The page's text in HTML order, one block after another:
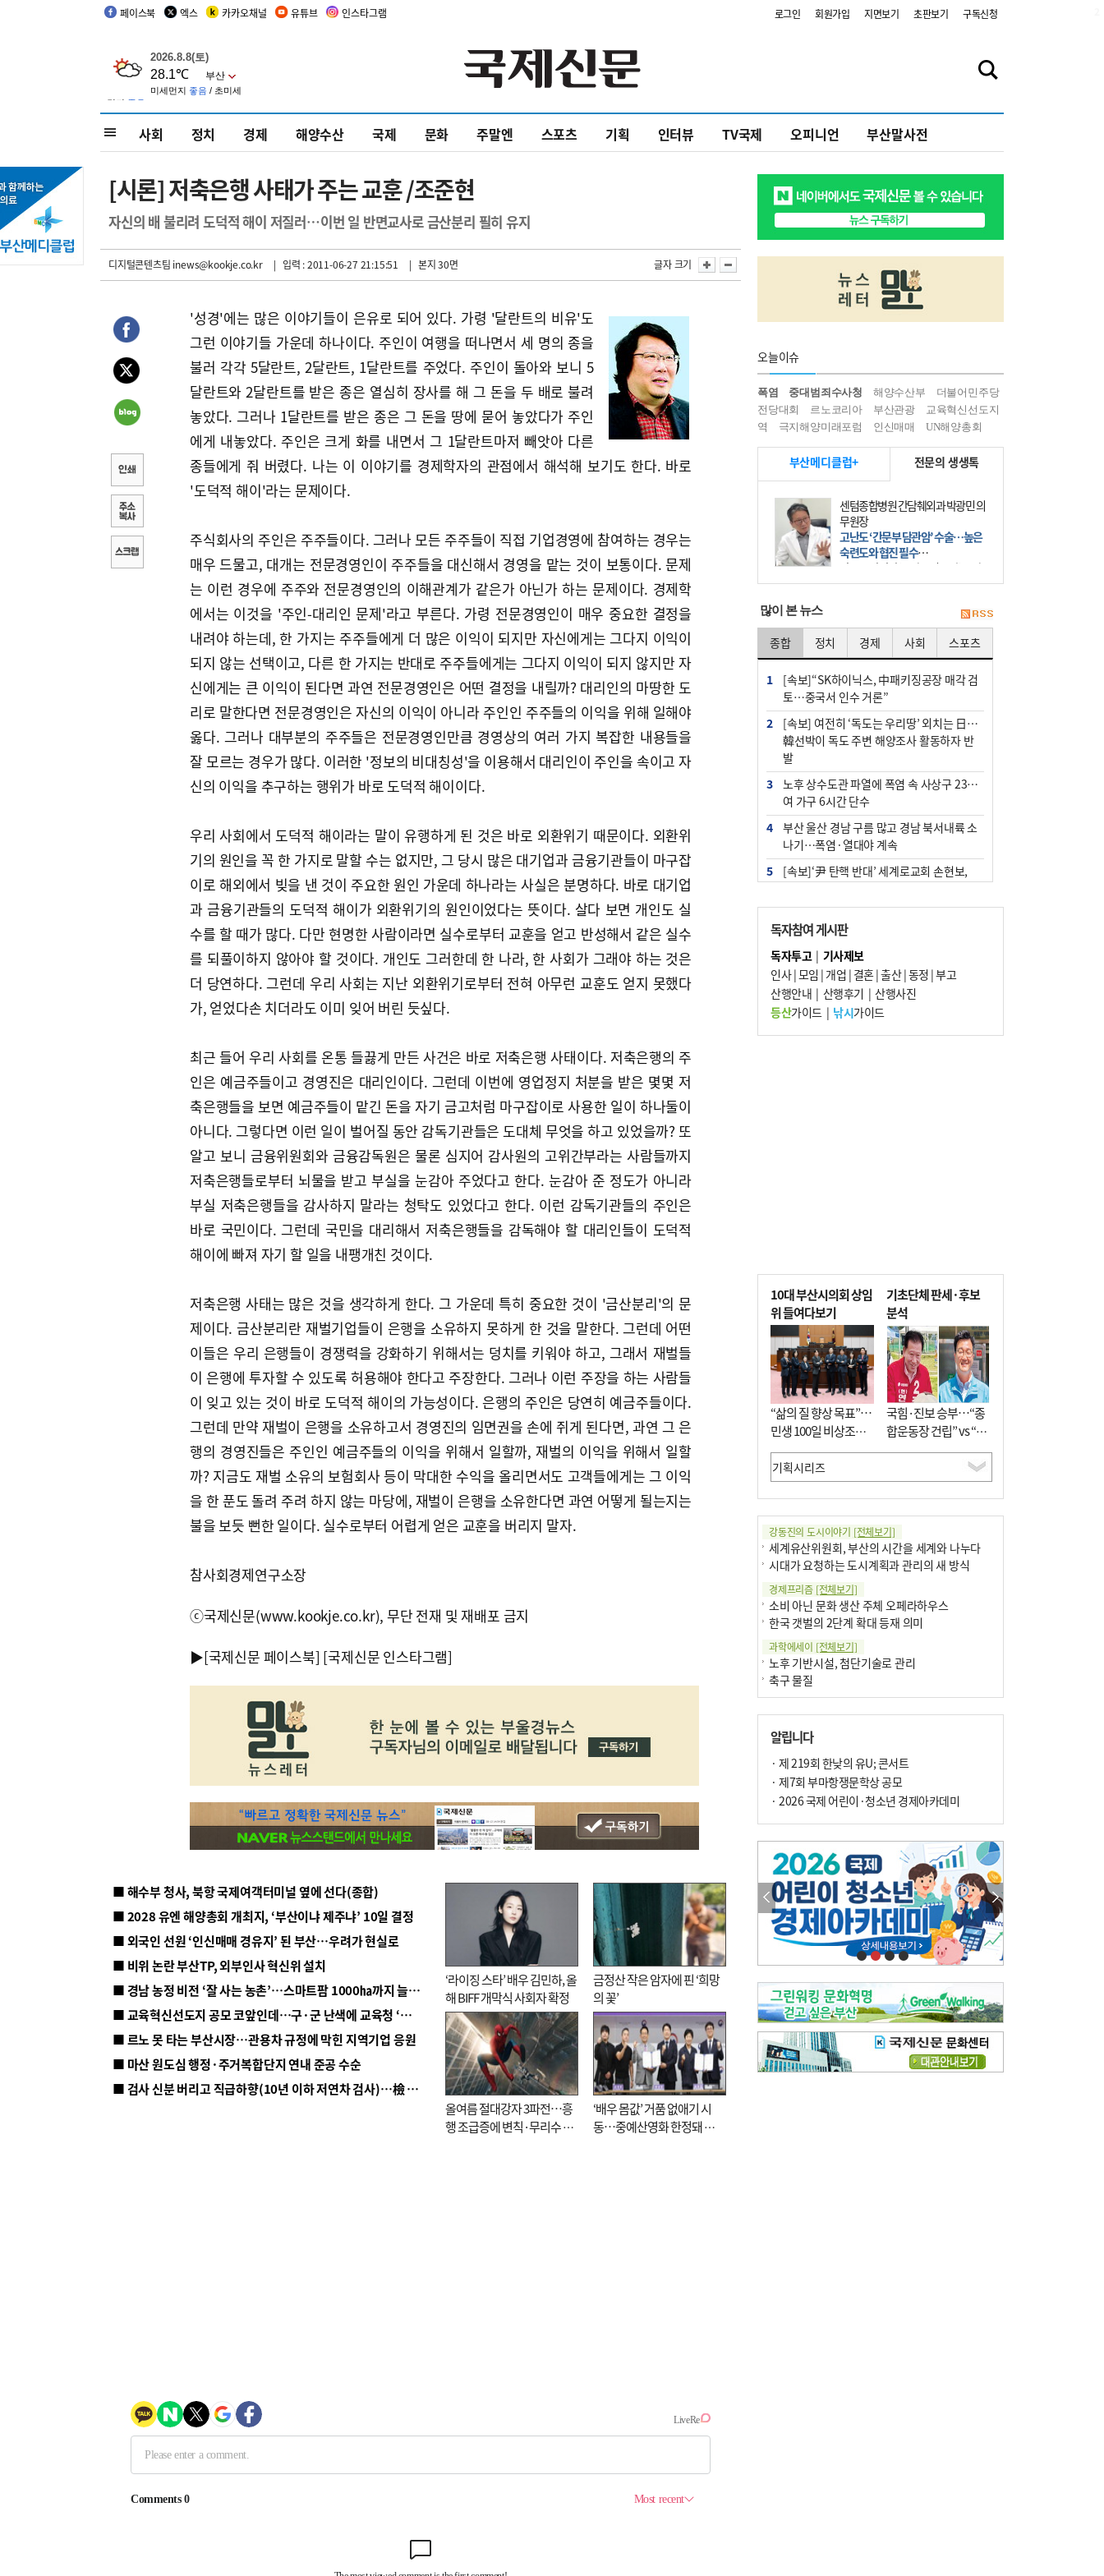
페이스북 엑스 카카오채널 유튜브 인스타그램 로그인 회원가입 지면보기 초판보기 구독신청
사회 정치 경제 해양수산 국제 문화 주말엔 스포츠 기획 인터뷰 TV국제 오피니언 부산말사전
[시론] 저축은행 사태가 주는 교훈 /조준현
자신의 배 불리려 도덕적 해이 저질러…이번 일 반면교사로 금산분리 필히 유지
디지털콘텐츠팀 inews@kookje.co.kr | 입력 : 2011-06-27 21:15:51 | 본지 30면 글자 크기
'성경'에는 많은 이야기들이 은유로 되어 있다. 가령 '달란트의 비유'도
그런 이야기들 가운데 하나이다. 주인이 여행을 떠나면서 세 명의 종을
불러 각각 5달란트, 2달란트, 1달란트를 주었다. 주인이 돌아와 보니 5
달란트와 2달란트를 받은 종은 열심히 장사를 해 그 돈을 두 배로 불려
놓았다. 그러나 1달란트를 받은 종은 그 돈을 땅에 묻어 놓았다가 주인
에게 내놓았다. 주인은 크게 화를 내면서 그 1달란트마저 빼앗아 다른
종들에게 줘 버렸다. 나는 이 이야기를 경제학자의 관점에서 해석해 보기도 한다. 바로
'도덕적 해이'라는 문제이다.
주식회사의 주인은 주주들이다. 그러나 모든 주주들이 직접 기업경영에 참여하는 경우는
매우 드물고, 대개는 전문경영인이 주주들을 대신해서 경영을 맡는 것이 보통이다. 문제
는 이런 경우에 주주와 전문경영인의 이해관계가 같은가 아닌가 하는 문제이다. 경제학
에서는 이것을 '주인-대리인 문제'라고 부른다. 가령 전문경영인이 매우 중요한 결정을
내려야 하는데, 한 가지는 주주들에게 더 많은 이익이 되지만 자신에게는 그다지 이익이
되지 않는 선택이고, 다른 한 가지는 반대로 주주들에게는 그다지 이익이 되지 않지만 자
신에게는 큰 이익이 된다면 과연 전문경영인은 어떤 결정을 내릴까? 대리인의 마땅한 도
리로 말한다면 전문경영인은 자신의 이익이 아니라 주인인 주주들의 이익을 위해 일해야
옳다. 그러나 대부분의 주주들은 전문경영인만큼 경영상의 여러 가지 복잡한 내용들을
잘 모르는 경우가 많다. 이러한 '정보의 비대칭성'을 이용해서 대리인이 주인을 속이고 자
신의 이익을 추구하는 행위가 바로 도덕적 해이이다.
우리 사회에서 도덕적 해이라는 말이 유행하게 된 것은 바로 외환위기 때문이다. 외환위
기의 원인을 꼭 한 가지로 말할 수는 없지만, 그 당시 많은 대기업과 금융기관들이 마구잡
이로 해외에서 빚을 낸 것이 주요한 원인 가운데 하나라는 사실은 분명하다. 바로 대기업
과 금융기관들의 도덕적 해이가 외환위기의 원인이었다는 뜻이다. 살다 보면 개인도 실
수를 할 때가 많다. 다만 현명한 사람이라면 실수로부터 교훈을 얻고 반성해서 같은 실수
를 되풀이하지 않아야 할 것이다. 개인도 그러한데 한 나라, 한 사회가 그래야 하는 것은
더 당연하다. 그런데 우리 사회는 지난 외환위기로부터 전혀 아무런 교훈도 얻지 못했다
가, 얻었다손 치더라도 이미 잊어 버린 듯싶다.
최근 들어 우리 사회를 온통 들끓게 만든 사건은 바로 저축은행 사태이다. 저축은행의 주
인은 예금주들이고 경영진은 대리인이다. 그런데 이번에 영업정지 처분을 받은 몇몇 저
축은행들을 보면 예금주들이 맡긴 돈을 자기 금고처럼 마구잡이로 사용한 일이 하나둘이
아니다. 그렇다면 이런 일이 벌어질 동안 감독기관들은 도대체 무엇을 하고 있었을까? 또
알고 보니 금융위원회와 금융감독원은 물론 심지어 감사원의 고위간부라는 사람들까지
저축은행들로부터 뇌물을 받고 부실을 눈감아 주었다고 한다. 눈감아 준 정도가 아니라
부실 저축은행들을 감사하지 말라는 청탁도 있었다고 한다. 이런 감독기관들의 주인은
바로 국민이다. 그런데 국민을 대리해서 저축은행들을 감독해야 할 대리인들이 도덕적
해이에 빠져 자기 할 일을 내팽개친 것이다.
저축은행 사태는 많은 것을 생각하게 한다. 그 가운데 특히 중요한 것이 '금산분리'의 문
제이다. 금산분리란 재벌기업들이 은행을 소유하지 못하게 한 것을 말한다. 그런데 어떤
이들은 우리 은행들이 경쟁력을 강화하기 위해서는 덩치를 키워야 하고, 그래서 재벌들
이 은행에 투자할 수 있도록 허용해야 한다고 주장한다. 그러나 이런 주장을 하는 사람들
이 잊고 있는 것이 바로 도덕적 해이의 가능성이다. 은행의 주인은 당연히 예금주들이다.
그런데 만약 재벌이 은행을 소유하고서 경영진의 임면권을 손에 쥐게 된다면, 과연 그 은
행의 경영진들은 주인인 예금주들의 이익을 위해서 일할까, 재벌의 이익을 위해서 일할
까? 지금도 재벌 소유의 보험회사 등이 막대한 수익을 올리면서도 고객들에게는 그 이익
을 한 푼도 돌려 주려 하지 않는 마당에, 재벌이 은행을 소유한다면 과연 어떻게 될는지는
불을 보듯 뻔한 일이다. 실수로부터 어렵게 얻은 교훈을 버리지 말자.
참사회경제연구소장
ⓒ국제신문(www.kookje.co.kr), 무단 전재 및 재배포 금지
▶[국제신문 페이스북] [국제신문 인스타그램]
■ 해수부 청사, 북항 국제여객터미널 옆에 선다(종합)
■ 2028 유엔 해양총회 개최지, ‘부산이냐 제주냐’ 10일 결정
■ 외국인 선원 ‘인신매매 경유지’ 된 부산…우려가 현실로
■ 비위 논란 부산TP, 외부인사 혁신위 설치
■ 경남 농정 비전 ‘잘 사는 농촌’…스마트팜 1000㏊까지 늘린다
■ 교육혁신선도지 공모 코앞인데…구·군 난색에 교육청 ‘쩔쩔’
■ 르노 못 타는 부산시장…관용차 규정에 막힌 지역기업 응원
■ 마산 원도심 행정·주거복합단지 연내 준공 수순
■ 검사 신분 버리고 직급하향(10년 이하 저연차 검사)…檢 중수청행 기피
‘라이징 스타’ 배우 김민하, 올
해 BIFF 개막식 사회자 확정
금정산 작은 암자에 핀 ‘희망
의 꽃’
올여름 절대강자 3파전…흥
행 조급증에 변칙·무리수 마
‘배우 몸값’ 거품 없애기 시
동…중예산영화 한정돼 실
오늘이슈
폭염 중대범죄수사청 해양수산부
더불어민주당
전당대회
르노코리아 부산관광
교육혁신선도지
역
극지해양미래포럼 인신매매 UN해양총회
부산메디클럽+ 전문의 생생톡
센텀종합병원 간담췌외과 박광민 의
무원장
고난도 ‘간문부 담관암’ 수술…높은
숙련도와 협진 필수
간문부 담관암(클라츠킨 종양)은 좌
우 간에서 나오는, 담관(담즙 배출 경
部)’에 생기는 악성 종양이다. 간동맥
문맥 림프절 담
많이 본 뉴스
종합 정치 경제 사회 스포츠
1
[속보]“SK하이닉스, 中패키징공장 매각 검
토…중국서 인수 거론”
2
[속보] 여전히 ‘독도는 우리땅’ 외치는 日…
韓선박이 독도 주변 해양조사 활동하자 반
발
3
노후 상수도관 파열에 폭염 속 사상구 2300
여 가구 6시간 단수
4
부산 울산 경남 구름 많고 경남 북서내륙 소
나기…폭염·열대야 계속
5
[속보]‘尹 탄핵 반대’ 세계로교회 손현보,
군사기밀 유출자 색출 지시
7
부산 주유소 휘발유 평균가 ℓ당 1849원…
전주보다 3원 ↓
8
[속보] ‘심판 성접대’ 논란 축구협회 공식 사
과…“현재는 부적절 행위 없어”
독자참여 게시판
독자투고| 기사제보
인사|모임 | 개업 | 결혼|출산|동정 |부고
산행안내 | 산행후기 | 산행사진
등산가이드| 낚시가이드
10대 부산시의회 상임
위 들여다보기
“삶의 질 향상 목표”…
민생 100일 비상조치
면밀 심사
기초단체 판세·후보
분석
국힘·진보 승부…“종
합운동장 건립” vs “출
근 공공버스 도입”
강동진의 도시이야기 [전체보기]
세계유산위원회, 부산의 시간을 세계와 나누다
시대가 요청하는 도시계획과 관리의 새 방식
경제프리즘 [전체보기]
소비 아닌 문화 생산 주체 오페라하우스
한국 갯벌의 2단계 확대 등재 의미
과학에세이 [전체보기]
노후 기반시설, 첨단기술로 관리
축구 물질
부정선거
선관위와 尹의 ‘0점 답안’
기고[전체보기]
환자의 희망, 헌혈의 힘
대학과 지역 ‘연결’이 지역혁신이다
엘리트 자평해온 市 공무원…생중계 회의서 능력 입증을
김준희의 클래식 인사이트[전체보기]
여름날의 애상, 왈츠
빛나는 꿈의 계절, 4월의 노래
김지윤의 우리음악 이야기[전체보기]
세종시대 음악이 전해진 이유
영산회상, 불교음악에서 풍류음악으로
뉴스와 현장[전체보기]
‘800조 투자’ 희비 가른 재생에너지
뜨거워지는 바다, 북쪽으로 열리는 항로
데스크시각[전체보기]
물은 행정구역 경계를 따라 흐르지 않는다
알립니다
· 제 219회 한낮의 유U; 콘서트
· 제7회 부마항쟁문학상 공모
· 2026 국제 어린이·청소년 경제아카데미